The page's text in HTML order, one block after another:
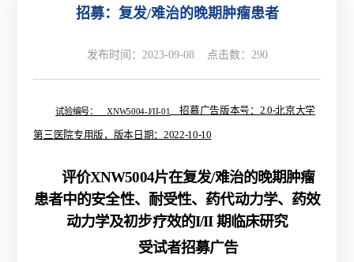
招募：复发/难治的晚期肿瘤患者
发布时间：2023-09-08 点击数： 290
试验编号： XNW5004-J/II-01 招慕广告版本号： 2.0-北京大学
第三医院专用版，版本日期：2022-10-10
评价XNW5004片在复发/难治的晚期肿瘤
患者中的安全性、耐受性、药代动力学、药效
动力学及初步疗效的I/II 期临床研究
受试者招募广告